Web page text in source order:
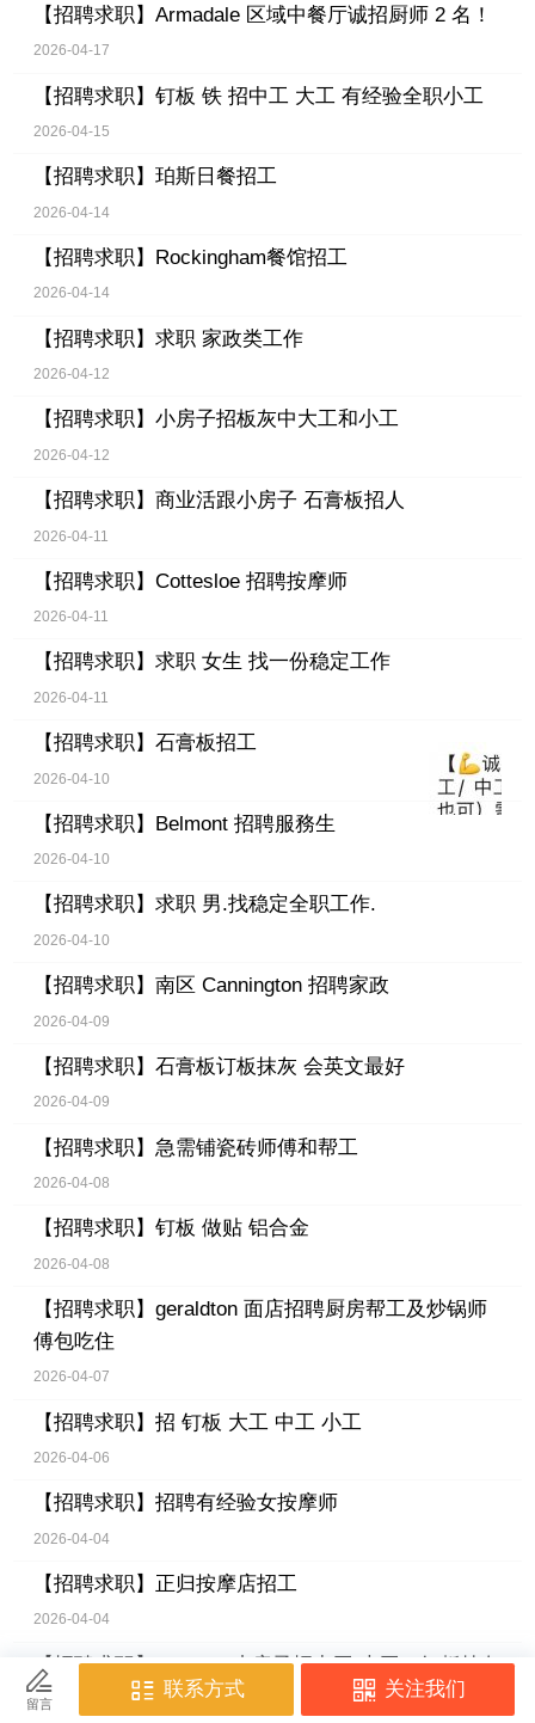
【招聘求职】 Armadale 区域中餐厅诚招厨师 2 名！
2026-04-17
【招聘求职】 钉板 铁 招中工 大工 有经验全职小工
2026-04-15
【招聘求职】 珀斯日餐招工
2026-04-14
【招聘求职】 Rockingham餐馆招工
2026-04-14
【招聘求职】 求职 家政类工作
2026-04-12
【招聘求职】 小房子招板灰中大工和小工
2026-04-12
【招聘求职】 商业活跟小房子 石膏板招人
2026-04-11
【招聘求职】 Cottesloe 招聘按摩师
2026-04-11
【招聘求职】 求职 女生 找一份稳定工作
2026-04-11
【招聘求职】 石膏板招工
2026-04-10
【招聘求职】 Belmont 招聘服務生
2026-04-10
【招聘求职】 求职 男.找稳定全职工作.
2026-04-10
【招聘求职】 南区 Cannington 招聘家政
2026-04-09
【招聘求职】 石膏板订板抹灰 会英文最好
2026-04-09
【招聘求职】 急需铺瓷砖师傅和帮工
2026-04-08
【招聘求职】 钉板 做贴 铝合金
2026-04-08
【招聘求职】 geraldton 面店招聘厨房帮工及炒锅师
傅包吃住
2026-04-07
【招聘求职】 招 钉板 大工 中工 小工
2026-04-06
【招聘求职】 招聘有经验女按摩师
2026-04-04
【招聘求职】 正归按摩店招工
2026-04-04
【招聘求职】Gyprock小房子招中工 大工，钉板抹灰
推机器。需要长期，